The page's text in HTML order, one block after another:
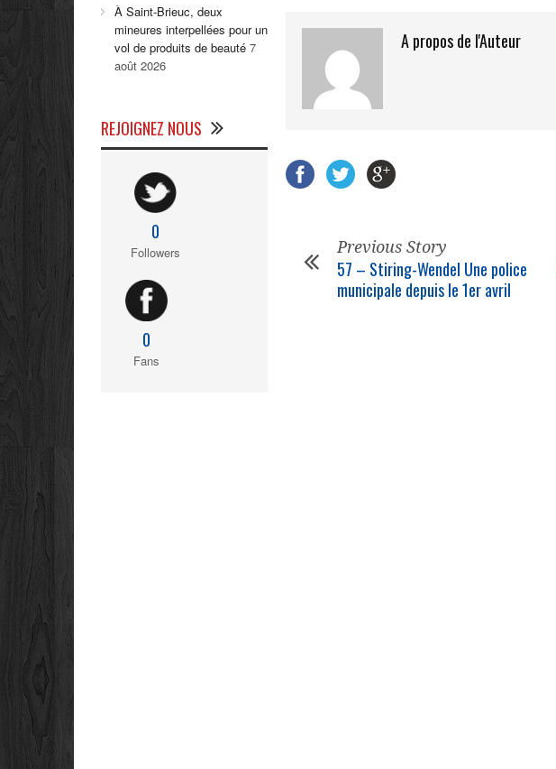
A propos de l'Auteur
Previous Story
57 – Stiring-Wendel Une police
municipale depuis le 1er avril
À Saint-Brieuc, deux
mineures interpellées pour un
vol de produits de beauté 7
août 2026
REJOIGNEZ NOUS
0
Followers
0
Fans